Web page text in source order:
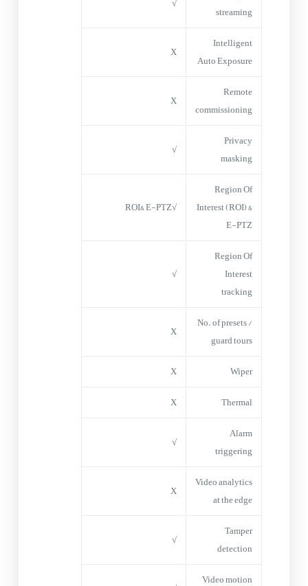
streaming
Intelligent
Auto Exposure
X
Remote
commissioning
X
Privacy
masking
√
Region Of
Interest (ROI) &
E-PTZ
√ROI& E-PTZ
Region Of
Interest
tracking
√
No. of presets /
guard tours
X
Wiper
X
Thermal
X
Alarm
triggering
√
Video analytics
at the edge
X
Tamper
detection
√
Video motion